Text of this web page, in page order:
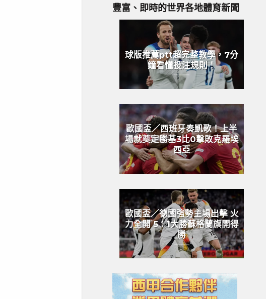
豐富、即時的世界各地體育新聞
球版推薦ptt超完整教學，7分
鐘看懂投注規則！
歐國盃／西班牙奏凱歌！上半
場就奠定勝基3比0擊敗克羅埃
西亞
歐國盃／德國強勢主場出擊 火
力全開 5：1大勝蘇格蘭旗開得
勝